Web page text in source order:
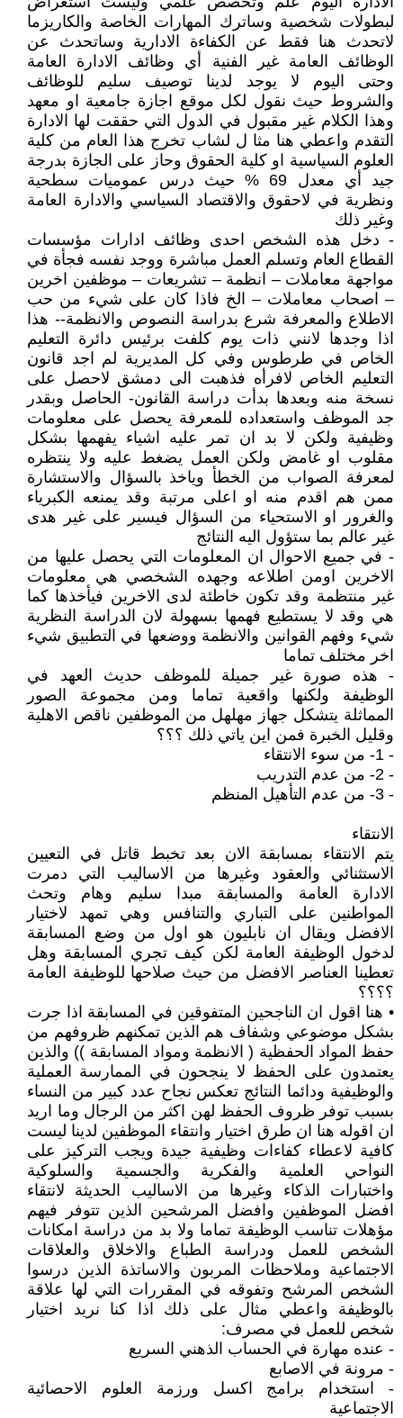
لبطولات شخصية وساترك المهارات الخاصة والكاريزما
لاتحدث هنا فقط عن الكفاءة الادارية وساتحدث عن
الوظائف العامة غير الفنية أي وظائف الادارة العامة
وحتى اليوم لا يوجد لدينا توصيف سليم للوظائف
والشروط حيث نقول لكل موقع اجازة جامعية او معهد
وهذا الكلام غير مقبول في الدول التي حققت لها الادارة
التقدم واعطي هنا مثا ل لشاب تخرج هذا العام من كلية
العلوم السياسية او كلية الحقوق وحاز على الجازة بدرجة
جيد أي معدل 69 % حيث درس عموميات سطحية
ونظرية في لاحقوق والاقتصاد السياسي والادارة العامة
وغير ذلك
- دخل هذه الشخص احدى وظائف ادارات مؤسسات
القطاع العام وتسلم العمل مباشرة ووجد نفسه فجأة في
مواجهة معاملات – انظمة – تشريعات – موظفين اخرين
– اصحاب معاملات – الخ فاذا كان على شيء من حب
الاطلاع والمعرفة شرع بدراسة النصوص والانظمة-- هذا
اذا وجدها لانني ذات يوم كلفت برئيس دائرة التعليم
الخاص في طرطوس وفي كل المديرية لم اجد قانون
التعليم الخاص لافرأه فذهبت الى دمشق لاحصل على
نسخة منه وبعدها بدأت دراسة القانون- الحاصل وبقدر
جد الموظف واستعداده للمعرفة يحصل على معلومات
وظيفية ولكن لا بد ان تمر عليه اشياء يفهمها بشكل
مقلوب او غامض ولكن العمل يضغط عليه ولا ينتظره
لمعرفة الصواب من الخطأ وياخذ بالسؤال والاستشارة
ممن هم اقدم منه او اعلى مرتبة وقد يمنعه الكبرياء
والغرور او الاستحياء من السؤال فيسير على غير هدى
غير عالم بما ستؤول اليه النتائج
- في جميع الاحوال ان المعلومات التي يحصل عليها من
الاخرين اومن اطلاعه وجهده الشخصي هي معلومات
غير منتظمة وقد تكون خاطئة لدى الاخرين فيأخذها كما
هي وقد لا يستطيع فهمها بسهولة لان الدراسة النظرية
شيء وفهم القوانين والانظمة ووضعها في التطبيق شيء
اخر مختلف تماما
- هذه صورة غير جميلة للموظف حديث العهد في
الوظيفة ولكنها واقعية تماما ومن مجموعة الصور
المماثلة يتشكل جهاز مهلهل من الموظفين ناقص الاهلية
وقليل الخبرة فمن اين ياتي ذلك ؟؟؟
- 1- من سوء الانتقاء
- 2- من عدم التدريب
- 3- من عدم التأهيل المنظم
الانتقاء
يتم الانتقاء بمسابقة الان بعد تخبط قاتل في التعيين
الاستثنائي والعقود وغيرها من الاساليب التي دمرت
الادارة العامة والمسابقة مبدا سليم وهام وتحث
المواطنين على التباري والتنافس وهي تمهد لاختيار
الافضل ويقال ان نابليون هو اول من وضع المسابقة
لدخول الوظيفة العامة لكن كيف تجري المسابقة وهل
تعطينا العناصر الافضل من حيث صلاحها للوظيفة العامة
؟؟؟؟
• هنا اقول ان الناجحين المتفوقين في المسابقة اذا جرت
بشكل موضوعي وشفاف هم الذين تمكنهم ظروفهم من
حفظ المواد الحفظية ( الانظمة ومواد المسابقة )) والذين
يعتمدون على الحفظ لا ينجحون في الممارسة العملية
والوظيفية ودائما النتائج تعكس نجاح عدد كبير من النساء
بسبب توفر ظروف الحفظ لهن اكثر من الرجال وما اريد
ان اقوله هنا ان طرق اختيار وانتقاء الموظفين لدينا ليست
كافية لاعطاء كفاءات وظيفية جيدة ويجب التركيز على
النواحي العلمية والفكرية والجسمية والسلوكية
واختبارات الذكاء وغيرها من الاساليب الحديثة لانتقاء
افضل الموظفين وافضل المرشحين الذين تتوفر فيهم
مؤهلات تناسب الوظيفة تماما ولا بد من دراسة امكانات
الشخص للعمل ودراسة الطباع والاخلاق والعلاقات
الاجتماعية وملاحظات المربون والاساتذة الذين درسوا
الشخص المرشح وتفوقه في المقررات التي لها علاقة
بالوظيفة واعطي مثال على ذلك اذا كنا نريد اختيار
شخص للعمل في مصرف:
- عنده مهارة في الحساب الذهني السريع
- مرونة في الاصابع
- استخدام برامج اكسل ورزمة العلوم الاحصائية
الاجتماعية